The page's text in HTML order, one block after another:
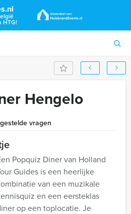
HTG!
Hengelo
vragen
Popquiz Diner van Holland
Guides is een heerlijke
van een muzikale
en een eersteklas
op een toplocatie. Je